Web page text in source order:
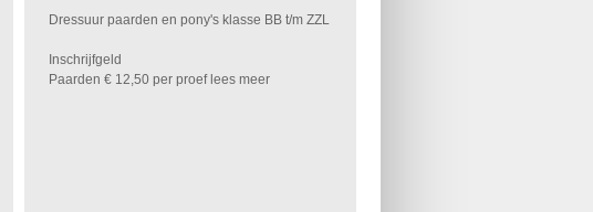
Dressuur paarden en pony's klasse BB t/m ZZL
Inschrijfgeld
Paarden € 12,50 per proeflees meer